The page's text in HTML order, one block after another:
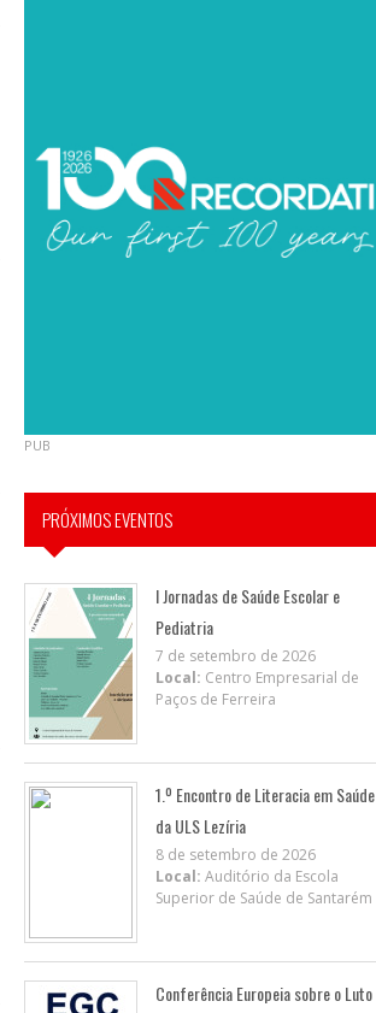
PUB
PRÓXIMOS EVENTOS
I Jornadas de Saúde Escolar e
Pediatria
7 de setembro de 2026
Local: Centro Empresarial de
Paços de Ferreira
1.º Encontro de Literacia em Saúde
da ULS Lezíria
8 de setembro de 2026
Local: Auditório da Escola
Superior de Saúde de Santarém
Conferência Europeia sobre o Luto